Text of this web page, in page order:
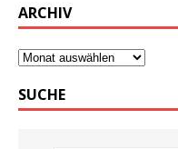
ARCHIV
SUCHE